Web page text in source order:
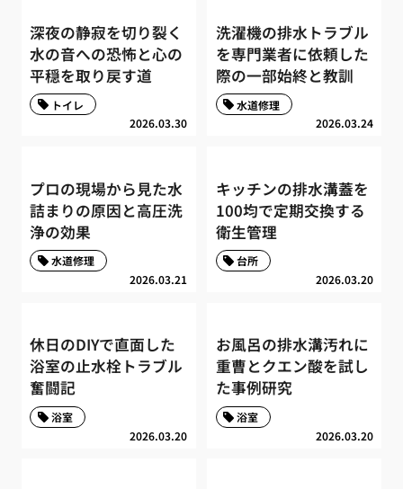
深夜の静寂を切り裂く
水の音への恐怖と心の
平穏を取り戻す道
2026.03.30
トイレ
洗濯機の排水トラブル
を専門業者に依頼した
際の一部始終と教訓
2026.03.24
水道修理
プロの現場から見た水
詰まりの原因と高圧洗
浄の効果
2026.03.21
水道修理
キッチンの排水溝蓋を
100均で定期交換する
衛生管理
2026.03.20
台所
休日のDIYで直面した
浴室の止水栓トラブル
奮闘記
2026.03.20
浴室
お風呂の排水溝汚れに
重曹とクエン酸を試し
た事例研究
2026.03.20
浴室